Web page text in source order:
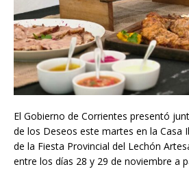
El Gobierno de Corrientes presentó
de los Deseos este martes en la Casa
de la Fiesta Provincial del Lechón
entre los días 28 y 29 de noviembre a